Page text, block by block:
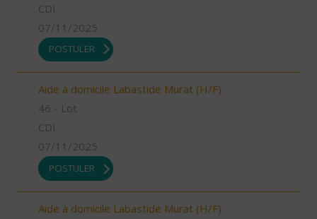
CDI
07/11/2025
POSTULER
Aide à domicile Labastide Murat (H/F)
46 - Lot
CDI
07/11/2025
POSTULER
Aide à domicile Labastide Murat (H/F)